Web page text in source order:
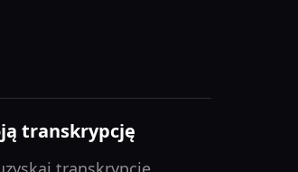
transkrypcję